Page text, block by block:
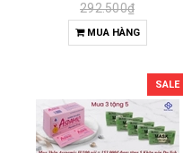
292.500₫
MUA HÀNG
SALE